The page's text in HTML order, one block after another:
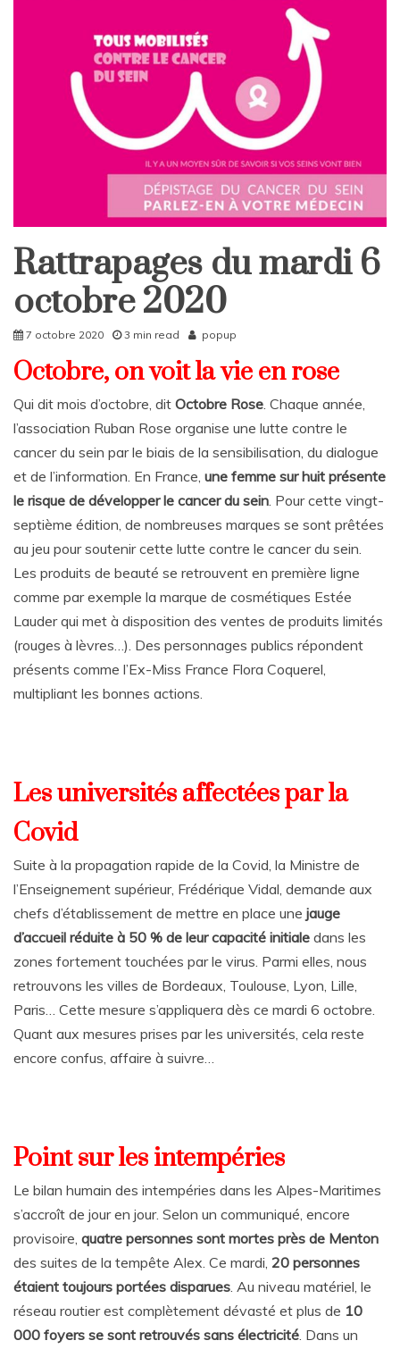
Rattrapages
Rattrapages
Rattrapages du mardi 6
octobre 2020
7 octobre 2020 3 min read popup
Octobre, on voit la vie en rose
Qui dit mois d’octobre, dit Octobre Rose. Chaque année,
l’association Ruban Rose organise une lutte contre le
cancer du sein par le biais de la sensibilisation, du dialogue
et de l’information. En France, une femme sur huit présente
le risque de développer le cancer du sein. Pour cette vingt-
septième édition, de nombreuses marques se sont prêtées
au jeu pour soutenir cette lutte contre le cancer du sein.
Les produits de beauté se retrouvent en première ligne
comme par exemple la marque de cosmétiques Estée
Lauder qui met à disposition des ventes de produits limités
(rouges à lèvres…). Des personnages publics répondent
présents comme l’Ex-Miss France Flora Coquerel,
multipliant les bonnes actions.
Les universités affectées par la
Covid
Suite à la propagation rapide de la Covid, la Ministre de
l’Enseignement supérieur, Frédérique Vidal, demande aux
chefs d’établissement de mettre en place une jauge
d’accueil réduite à 50 % de leur capacité initiale dans les
zones fortement touchées par le virus. Parmi elles, nous
retrouvons les villes de Bordeaux, Toulouse, Lyon, Lille,
Paris… Cette mesure s’appliquera dès ce mardi 6 octobre.
Quant aux mesures prises par les universités, cela reste
encore confus, affaire à suivre…
Point sur les intempéries
Le bilan humain des intempéries dans les Alpes-Maritimes
s’accroît de jour en jour. Selon un communiqué, encore
provisoire, quatre personnes sont mortes près de Menton
des suites de la tempête Alex. Ce mardi, 20 personnes
étaient toujours portées disparues. Au niveau matériel, le
réseau routier est complètement dévasté et plus de 10
000 foyers se sont retrouvés sans électricité. Dans un